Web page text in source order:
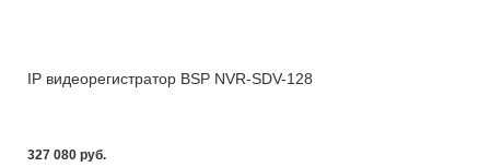
IP видеорегистратор BSP NVR-SDV-128
327 080 pуб.